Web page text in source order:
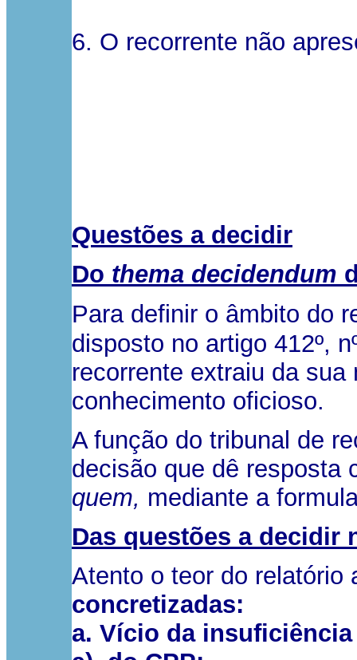
6. O recorrente não
Questões a decidir
Do thema decidendum
Para definir o âmbito do
disposto no artigo 412º,
recorrente extraiu da
conhecimento oficioso.
A função do tribunal de
decisão que dê resposta
quem, mediante a
Das questões a decidir
Atento o teor do
concretizadas:
a. Vício da insuficiência